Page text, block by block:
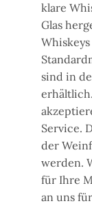
klare
Glas
sind in
Service.
der
werden.
für Ihre
an uns